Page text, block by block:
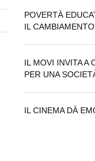
POVERTÀ
IL CAMBIAMENTO
IL MOVI INVITA A
PER UNA
IL CINEMA DÀ